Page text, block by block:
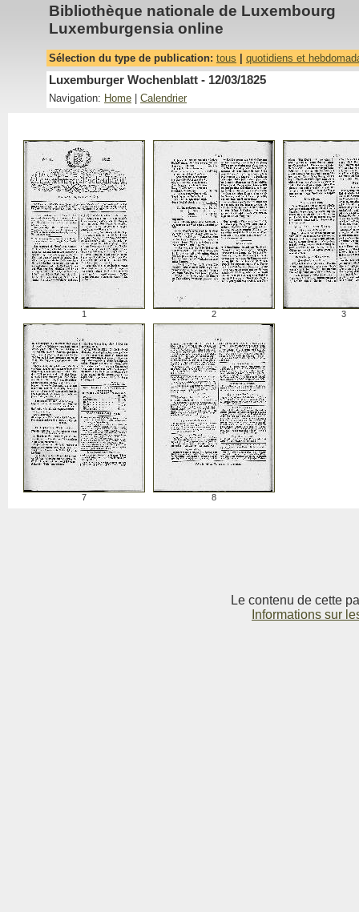
Bibliothèque nationale de Luxembourg
Luxemburgensia online
Sélection du type de publication: tous quotidiens et
Luxemburger Wochenblatt - 12/03/1825
Navigation: Home Calendrier
1 2 3
7 8
Le contenu de cette
Informations sur